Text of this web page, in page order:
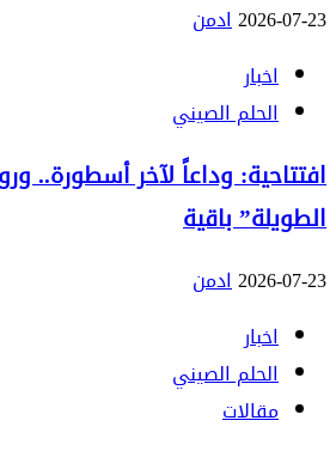
2026-07-23ادمن
اخبار
الحلم الصيني
افتتاحية: وداعاً لآخر أسطورة..
الطويلة” باقية
2026-07-23ادمن
اخبار
الحلم الصيني
مقالات